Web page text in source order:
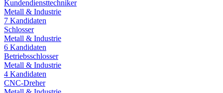
Kundendiensttechniker
Metall & Industrie
7 Kandidaten
Schlosser
Metall & Industrie
6 Kandidaten
Betriebsschlosser
Metall & Industrie
4 Kandidaten
CNC-Dreher